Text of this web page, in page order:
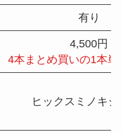
有り
4,500円
4本まとめ買いの1本単
ヒックスミノキシ